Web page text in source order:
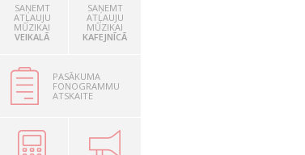
SAŅEMT
ATĻAUJU
MŪZIKAI
VEIKALĀ
SAŅEMT
ATĻAUJU
MŪZIKAI
KAFEJNĪCĀ
PASĀKUMA
FONOGRAMMU
ATSKAITE